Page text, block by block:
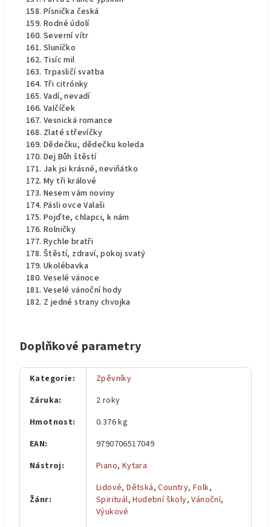
Písnička česká
Rodné údolí
Severní vítr
Sluníčko
Tisíc mil
Trpasličí svatba
Tři citrónky
Vadí, nevadí
Valčíček
Vesnická romance
Zlaté střevíčky
Dědečku, dědečku koleda
Dej Bůh štěstí
Jak jsi krásné, neviňátko
My tři králové
Nesem vám noviny
Pásli ovce Valaši
Pojďte, chlapci, k nám
Rolničky
Rychle bratři
Štěstí, zdraví, pokoj svatý
Ukolébavka
Veselé vánoce
Veselé vánoční hody
Z jedné strany chvojka
Doplňkové parametry
Kategorie:
Zpěvníky
Záruka:
2 roky
Hmotnost:
0.376 kg
EAN:
9790706517049
Nástroj: Piano, Kytara
Žánr:
Lidové,Dětská,Country,Folk,
Spirituál,Hudební školy,Vánoční,
Výukové